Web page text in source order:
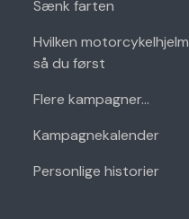
Sænk farten
Hvilken motorcykelhjelm
så du først
Flere kampagner...
Kampagnekalender
Personlige historier